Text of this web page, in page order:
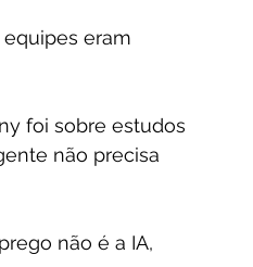
eram
foi sobre estudos
não precisa
não é a IA,